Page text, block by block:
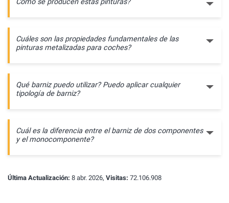
Cómo se producen estas pinturas?
Cuáles son las propiedades fundamentales de las
pinturas metalizadas para coches?
Qué barniz puedo utilizar? Puedo aplicar cualquier
tipología de barniz?
Cuál es la diferencia entre el barniz de dos componentes
y el monocomponente?
Última Actualización: 8 abr. 2026, Visitas: 72.106.908